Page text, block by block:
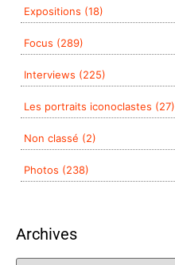
Expositions (18)
Focus (289)
Interviews (225)
Les portraits iconoclastes (27)
Non classé (2)
Photos (238)
Archives